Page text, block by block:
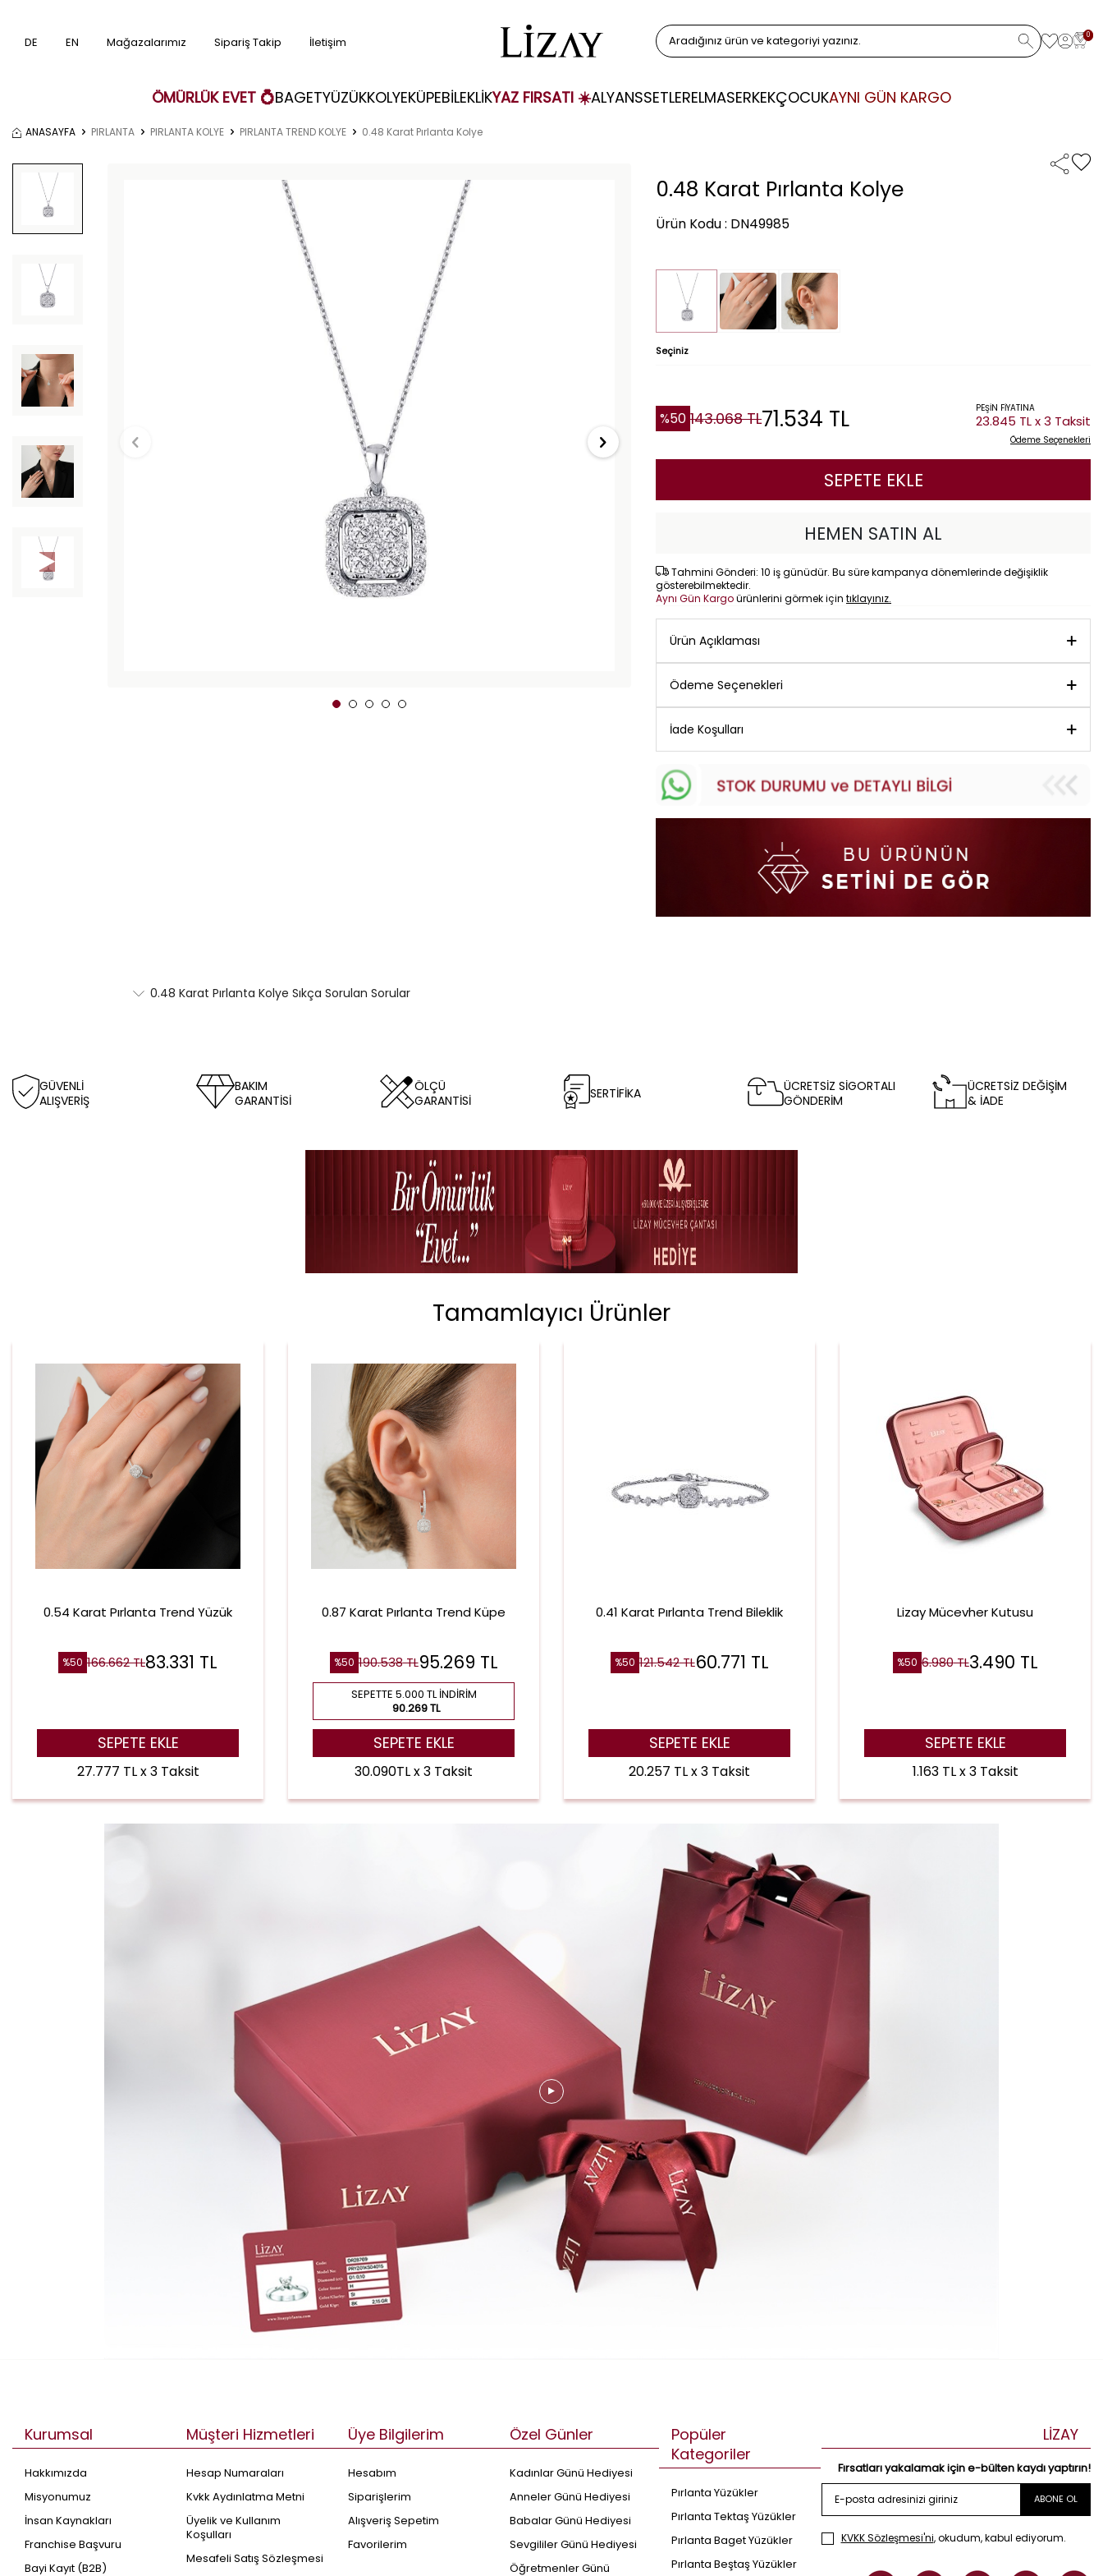
DE EN Mağazalarımız Sipariş Takip İletişim 0
ÖMÜRLÜK EVET 💍BAGETYÜZÜKKOLYEKÜPEBİLEKLİKYAZ FIRSATI ☀️ALYANSSETLERELMASERKEKÇOCUKAYNI GÜN KARGO
ANASAYFA PIRLANTA PIRLANTA KOLYE PIRLANTA TREND KOLYE 0.48 Karat Pırlanta Kolye
0.48 Karat Pırlanta Kolye
Ürün Kodu : DN49985
Seçiniz
%50 143.068TL71.534 TL PEŞİN FİYATINA
23.845 TL x 3 Taksit
Ödeme Seçenekleri
SEPETE EKLE
HEMEN SATIN AL
Tahmini Gönderi: 10 iş günüdür. Bu süre kampanya dönemlerinde değişiklik
gösterebilmektedir.
Aynı Gün Kargoürünlerini görmek için tıklayınız.
Ürün Açıklaması
Ödeme Seçenekleri
İade Koşulları
0.48 Karat Pırlanta Kolye Sıkça Sorulan Sorular
GÜVENLİ
ALIŞVERİŞ
BAKIM
GARANTİSİ
ÖLÇÜ
GARANTİSİ
SERTİFİKA
ÜCRETSİZ SİGORTALI
GÖNDERİM
ÜCRETSİZ DEĞİŞİM
& İADE
Tamamlayıcı Ürünler
0.54 Karat Pırlanta Trend Yüzük
%50 166.662TL83.331 TL
SEPETE EKLE
27.777 TL x 3 Taksit
0.87 Karat Pırlanta Trend Küpe
%50 190.538TL95.269 TL
SEPETTE 5.000 TL İNDIRIM
90.269 TL
SEPETE EKLE
30.090TL x 3 Taksit
0.41 Karat Pırlanta Trend Bileklik
%50 121.542TL60.771 TL
SEPETE EKLE
20.257 TL x 3 Taksit
Lizay Mücevher Kutusu
%50 6.980TL3.490 TL
SEPETE EKLE
1.163 TL x 3 Taksit
Kurumsal
Hakkımızda
Misyonumuz
İnsan Kaynakları
Franchise Başvuru
Bayi Kayıt (B2B)
Müşteri Hizmetleri
Hesap Numaraları
Kvkk Aydınlatma Metni
Üyelik ve Kullanım
Koşulları
Mesafeli Satış Sözleşmesi
Üye Bilgilerim
Hesabım
Siparişlerim
Alışveriş Sepetim
Favorilerim
Özel Günler
Kadınlar Günü Hediyesi
Anneler Günü Hediyesi
Babalar Günü Hediyesi
Sevgililer Günü Hediyesi
Öğretmenler Günü
Popüler
Kategoriler
Pırlanta Yüzükler
Pırlanta Tektaş Yüzükler
Pırlanta Baget Yüzükler
Pırlanta Beştaş Yüzükler
LİZAY
Fırsatları yakalamak için e-bülten kaydı yaptırın!
ABONE OL
KVKK Sözleşmesi'ni, okudum, kabul ediyorum.